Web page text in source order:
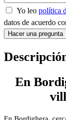
Yo leo política
datos de acuerdo
Hacer una pregunta
En